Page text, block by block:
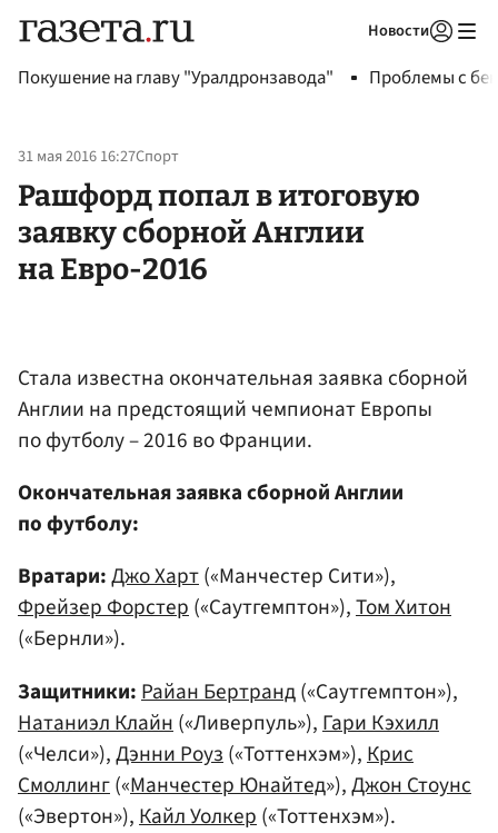
Новости
Покушение на главу "Уралдронзавода" Проблемы с
31 мая 2016 16:27Спорт
Рашфорд попал в итоговую
заявку сборной Англии
на Евро-2016
Стала известна окончательная заявка сборной
Англии на предстоящий чемпионат Европы
по футболу – 2016 во Франции.
Окончательная заявка сборной Англии
по футболу:
Вратари:Джо Харт(«Манчестер Сити»),
Фрейзер Форстер(«Саутгемптон»),Том Хитон
(«Бернли»).
Защитники: Райан Бертранд(«Саутгемптон»),
Натаниэл Клайн («Ливерпуль»), Гари Кэхилл
(«Челси»),Дэнни Роуз («Тоттенхэм»), Крис
Смоллинг(«Манчестер Юнайтед»),Джон Стоунс
(«Эвертон»), Кайл Уолкер («Тоттенхэм»).